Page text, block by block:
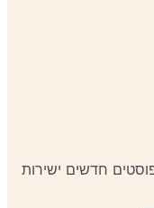
חדשים ישירות